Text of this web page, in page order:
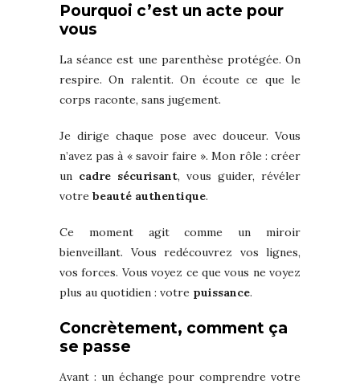
Pourquoi c’est un acte pour
vous
La séance est une parenthèse protégée. On
respire. On ralentit. On écoute ce que le
corps raconte, sans jugement.
Je dirige chaque pose avec douceur. Vous
n’avez pas à « savoir faire ». Mon rôle : créer
un cadre sécurisant, vous guider, révéler
votre beauté authentique.
Ce moment agit comme un miroir
bienveillant. Vous redécouvrez vos lignes,
vos forces. Vous voyez ce que vous ne voyez
plus au quotidien : votre puissance.
Concrètement, comment ça
se passe
Avant : un échange pour comprendre votre